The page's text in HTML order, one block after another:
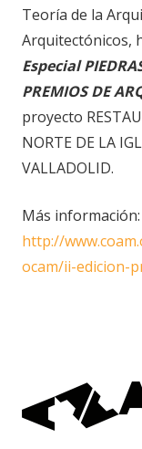
Teoría de la
Arquitectónicos,
Especial
PREMIOS DE
proyecto
NORTE DE LA
VALLADOLID.
Más información:
http://
ocam/ii-edicion-